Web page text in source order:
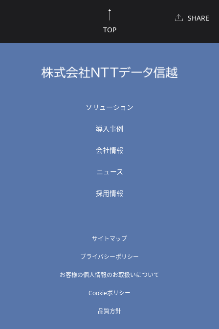
TOP
SHARE
ソリューション
導入事例
会社情報
ニュース
採用情報
サイトマップ
プライバシーポリシー
お客様の個人情報のお取扱いについて
Cookieポリシー
品質方針